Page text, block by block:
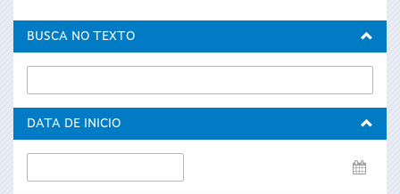
BUSCA NO TEXTO
DATA DE INICIO
de